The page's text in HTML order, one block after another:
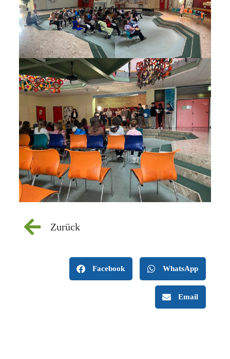
Zurück
Facebook WhatsApp
Email